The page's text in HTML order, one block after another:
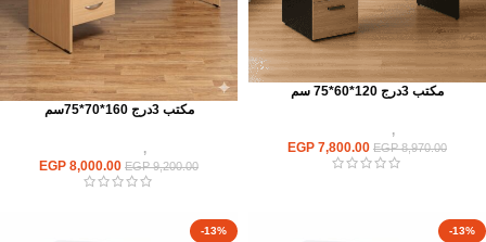
مكتب 3درج 120*60*75 سم
مكاتب,
EGP8,970.00
EGP 7,800.00
مكتب 3درج 160*70*75سم
مكاتب,
EGP9,200.00
EGP 8,000.00
-13%
-13%